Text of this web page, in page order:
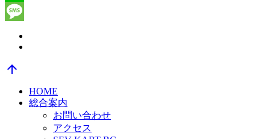
Line
arrow_upward
HOME
総合案内
お問い合わせ
アクセス